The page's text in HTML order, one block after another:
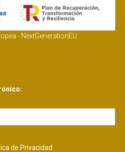
- NextGenerationEU
de Privacidad